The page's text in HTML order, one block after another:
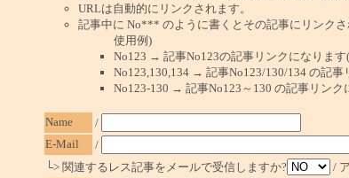
URLは自動的にリンクされます。
記事中に No*** のように書くとその記事にリンク
使用例)
No123 → 記事No123の記事リンクになります(
No123,130,134 → 記事No123/130/134 の記事
No123-130 → 記事No123～130 の記事リンク
Name
/
E-Mail
/
└> 関連するレス記事をメールで受信しますか?
/